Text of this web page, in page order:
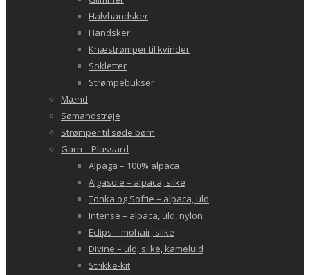
Halvhandsker
Handsker
Knæstrømper til kvinder
Sokletter
Strømpebukser
Mænd
Sømandstrøje
Strømper til søde børn
Garn – Plassard
Alpaga – 100% alpaca
Algasoie – alpaca, silke
Tonka og Softie – alpaca, uld
Intense – alpaca, uld, nylon
Eclips – mohair, silke
Divine – uld, silke, kameluld
Strikke-kit